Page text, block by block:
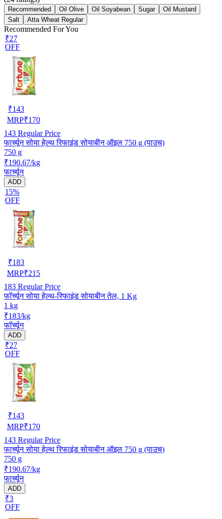
Recommended Oil Olive Oil Soyabean Sugar
Oil Mustard
Salt
Atta Wheat Regular
Recommended For You
₹27
OFF
₹143
MRP₹170
143 Regular Price
फार्च्यून सोया हेल्थ रिफाइंड सोयाबीन ऑइल 750 g (पाउच)
750 g
₹190.67/kg
फार्च्यून
ADD
15%
OFF
₹183
MRP₹215
183 Regular Price
फॉर्च्यून सोया हेल्थ-रिफाइंड सोयाबीन तेल, 1 Kg
1 kg
₹183/kg
फॉर्च्यून
ADD
₹27
OFF
₹143
MRP₹170
143 Regular Price
फार्च्यून सोया हेल्थ रिफाइंड सोयाबीन ऑइल 750 g (पाउच)
750 g
₹190.67/kg
फार्च्यून
ADD
₹3
OFF